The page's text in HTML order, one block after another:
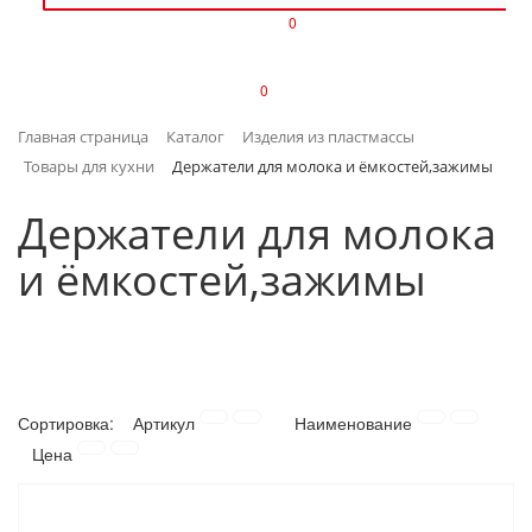
ИНТЕРЬЕР
КЛИМАТИЧЕСКАЯ ТЕХНИКА
НАСОСНОЕ ОБОРУДОВАНИЕ
0
0
Главная страница Каталог
Изделия из пластмассы
Товары для кухни
Держатели для молока и ёмкостей,зажимы
Держатели для молока
и ёмкостей,зажимы
Сортировка: Артикул
Наименование
Цена